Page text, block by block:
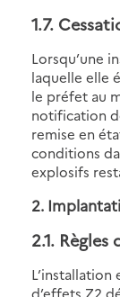
1.7.
Lorsqu’une
laquelle elle
le préfet au
notification
remise en
conditions
explosifs
2.
2.1.
d’effets Z2